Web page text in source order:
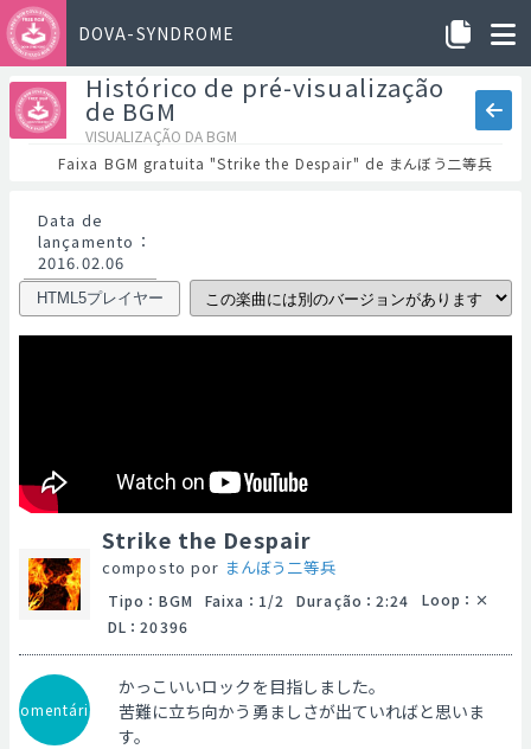
DOVA-SYNDROME
Histórico de pré-visualização
de BGM
VISUALIZAÇÃO DA BGM
Faixa BGM gratuita "Strike the Despair" de まんぼう二等兵
Data de
lançamento ：
2016.02.06
HTML5プレイヤー
Strike the Despair
composto por まんぼう二等兵
Tipo ： BGM Faixa ： 1/2 Duração ： 2:24 Loop ：
DL ： 20396
Comentário
かっこいいロックを目指しました。
苦難に立ち向かう勇ましさが出ていればと思いま
す。